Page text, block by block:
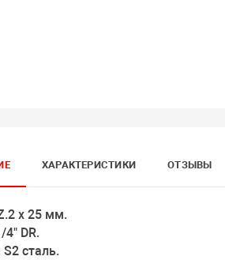
ХАРАКТЕРИСТИКИ ОТЗЫВЫ
х 25 мм.
DR.
сталь.